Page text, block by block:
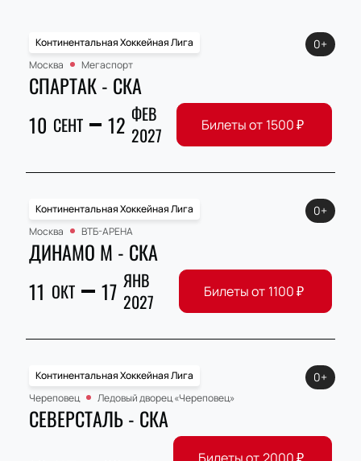
Континентальная Хоккейная Лига
Москва
Мегаспорт
СПАРТАК - СКА
10 СЕНТ 12 ФЕВ
2027
0+
Билеты от 1500₽
Континентальная Хоккейная Лига
Москва
ВТБ-АРЕНА
ДИНАМО М - СКА
11 ОКТ 17 ЯНВ
2027
0+
Билеты от 1100₽
Континентальная Хоккейная Лига
Череповец
Ледовый дворец «Череповец»
СЕВЕРСТАЛЬ - СКА
0+